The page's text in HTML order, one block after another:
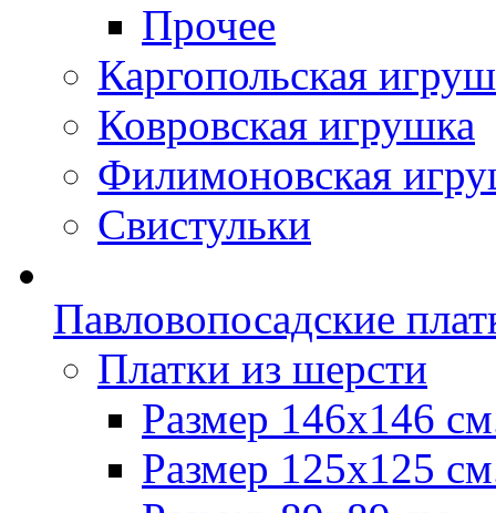
Прочее
Каргопольская
Ковровская игрушка
Филимоновская
Свистульки
Павловопосадские
Платки из шерсти
Размер 146х146
Размер 125х125